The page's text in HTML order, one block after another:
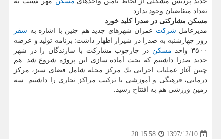
تعداد متقاضیان وجود ندارد.
مسكن مشاركتی در صدرا كلید خورد
مدیرعامل شركت عمران شهرهای جدید هم چنین با اشاره به سفر
روز چهارشنبه به صدرا در شیراز اظهار داشت: برنامه تولید و عرضه
۳۵۰۰ واحد
مسكن در چارچوب مشاركت با سازندگان را در شهر
جدید صدرا داشتیم كه بحث آماده سازی این پروژه شروع شد. هم
چنین آغاز عملیات اجرایی یك مركز محله شامل فضای سبز، مركز
درمانی، فرهنگی و آموزشی با تركیب مراكز تجاری را داشتیم. سه
زمین ورزشی هم به افتتاح رسید.
1397/12/10
20:15:58